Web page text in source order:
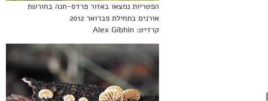
הפטריות נמצאו באזור פרדס-חנה בחורשת
אורנים בתחילת פברואר 2012
קרדיט: Alex Gibhin